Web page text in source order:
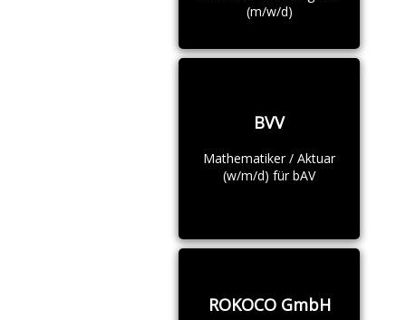
(m/w/d)
BVV
Mathematiker / Aktuar
(w/m/d) für bAV
ROKOCO GmbH